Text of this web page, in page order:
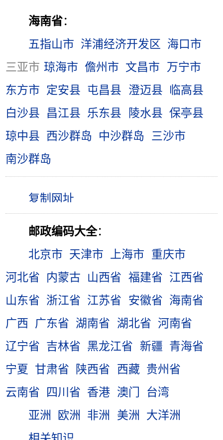
海南省：
五指山市 洋浦经济开发区 海口市
三亚市 琼海市 儋州市 文昌市
万宁市
东方市 定安县 屯昌县 澄迈县
临高县
白沙县
昌江县 乐东县 陵水县 保亭县
琼中县 西沙群岛 中沙群岛
三沙市
南沙群岛
邮政编码大全：
北京市 天津市 上海市
重庆市
河北省
内蒙古 山西省 福建省 江西省
山东省 浙江省 江苏省 安徽省 海南省
广西
广东省 湖南省 湖北省 河南省
辽宁省 吉林省 黑龙江省 新疆 青海省
宁夏 甘肃省 陕西省 西藏 贵州省
云南省
四川省 香港 澳门
台湾
亚洲
欧洲 非洲 美洲
大洋洲